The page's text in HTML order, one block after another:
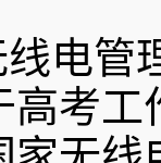
电管
高考